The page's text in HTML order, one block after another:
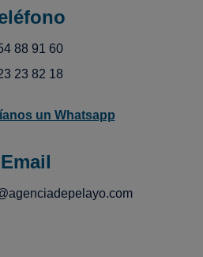
88 91 60
23 82 18
un Whatsapp
Email